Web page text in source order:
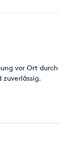
vor Ort durch